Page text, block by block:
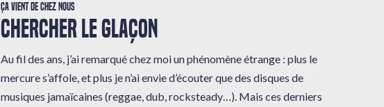
Ça vient de chez nous
CHERCHER LE GLAÇON
Au fil des ans, j’ai remarqué chez moi un phénomène étrange : plus le
mercure s’affole, et plus je n’ai envie d’écouter que des disques de
musiques jamaïcaines (reggae, dub, rocksteady…). Mais ces derniers